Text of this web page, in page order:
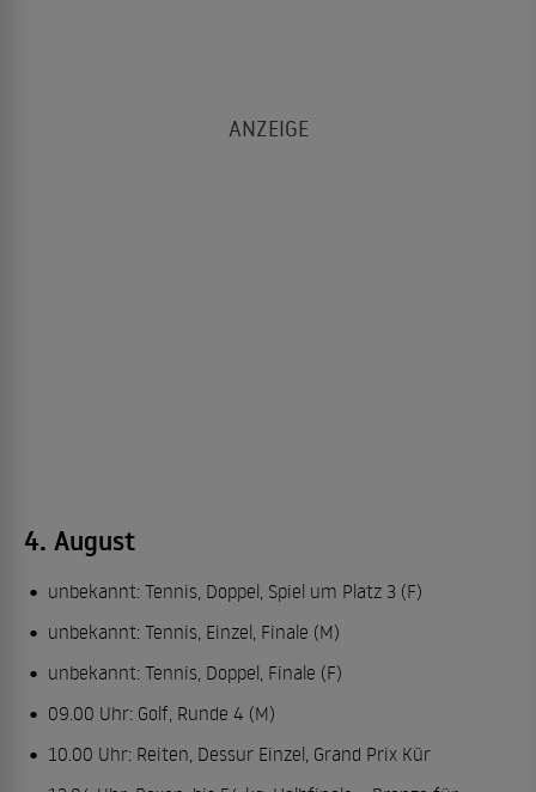
4. August
unbekannt: Tennis, Doppel, Spiel um Platz 3 (F)
unbekannt: Tennis, Einzel, Finale (M)
unbekannt: Tennis, Doppel, Finale (F)
09.00 Uhr: Golf, Runde 4 (M)
10.00 Uhr: Reiten, Dessur Einzel, Grand Prix Kür